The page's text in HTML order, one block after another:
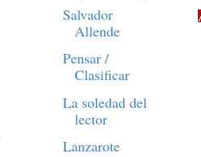
Salvador
Allende
Pensar /
Clasificar
La soledad del
lector
Lanzarote